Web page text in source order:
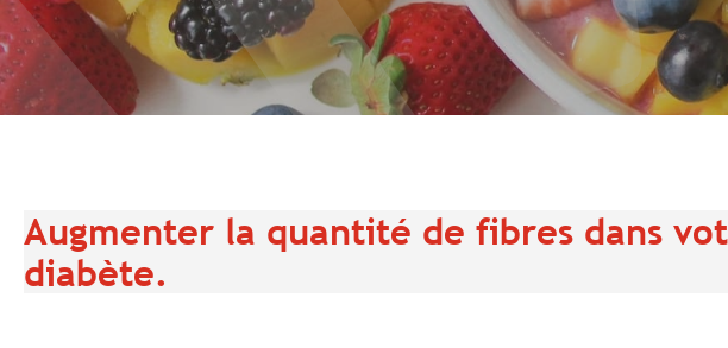
Augmenter la quantité de fibres dans
diabète.